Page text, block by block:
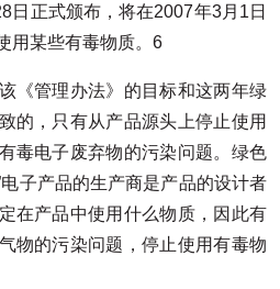
日正式颁布，将在2007年3月1日
用某些有毒物质。6
《管理办法》的目标和这两年绿
的，只有从产品源头上停止使用
毒电子废弃物的污染问题。绿色
子产品的生产商是产品的设计者
在产品中使用什么物质，因此有
物的污染问题，停止使用有毒物